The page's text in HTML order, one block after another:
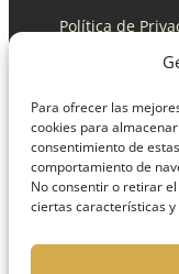
Para ofrecer las
cookies para
consentimiento de
comportamiento de
No consentir o retirar
ciertas características y
Política de
© Todos los